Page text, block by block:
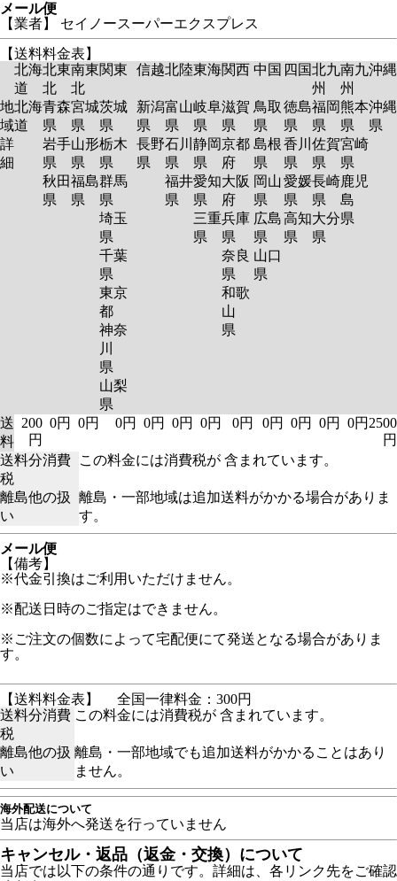
メール便
【業者】 セイノースーパーエクスプレス
【送料料金表】
北海
道
北東
北
南東
北
関東 信越北陸東海関西 中国 四国北九
州
南九
州
沖縄
地
域
詳
細
北海
道
青森
県
岩手
県
秋田
県
宮城
県
山形
県
福島
県
茨城
県
栃木
県
群馬
県
埼玉
県
千葉
県
東京
都
神奈
川
県
山梨
県
新潟
県
長野
県
富山
県
石川
県
福井
県
岐阜
県
静岡
県
愛知
県
三重
県
滋賀
県
京都
府
大阪
府
兵庫
県
奈良
県
和歌
山
県
鳥取
県
島根
県
岡山
県
広島
県
山口
県
徳島
県
香川
県
愛媛
県
高知
県
福岡
県
佐賀
県
長崎
県
大分
県
熊本
県
宮崎
県
鹿児
島
県
沖縄
県
送
料
200
円
0円 0円 0円 0円 0円 0円 0円 0円 0円 0円 0円 2500
円
送料分消費
税
この料金には消費税が 含まれています。
離島他の扱
い
離島・一部地域は追加送料がかかる場合がありま
す。
メール便
【備考】
※代金引換はご利用いただけません。
※配送日時のご指定はできません。
※ご注文の個数によって宅配便にて発送となる場合がありま
す。
【送料料金表】
全国一律料金：300円
送料分消費
税
この料金には消費税が 含まれています。
離島他の扱
い
離島・一部地域でも追加送料がかかることはあり
ません。
海外配送について
当店は海外へ発送を行っていません
キャンセル・返品（返金・交換）について
当店では以下の条件の通りです。詳細は、各リンク先をご確認